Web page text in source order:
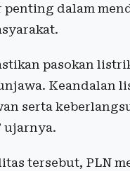
dalam
pasokan
Keandalan
serta
ujarnya.
tersebut, PLN